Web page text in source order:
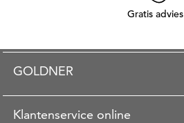
Gratis advies
GOLDNER
Klantenservice online